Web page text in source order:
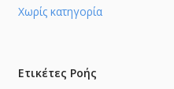
Χωρίς κατηγορία
Ετικέτες Ροής